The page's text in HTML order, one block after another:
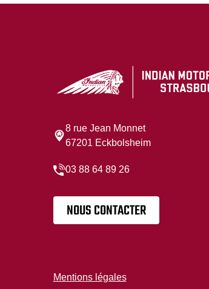
8 rue Jean Monnet
67201 Eckbolsheim
03 88 64 89 26
NOUS CONTACTER
Mentions légales